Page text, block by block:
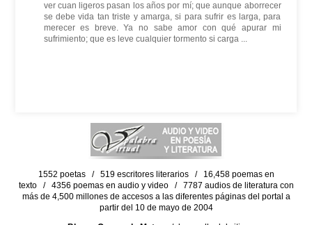
ver cuan ligeros pasan los años por mí; que aunque aborrecer
se debe vida tan triste y amarga, si para sufrir es larga, para
merecer es breve. Ya no sabe amor con qué apurar mi
sufrimiento; que es leve cualquier tormento si carga ...
1552 poetas / 519 escritores literarios / 16,458 poemas en
texto / 4356 poemas en audio y video / 7787 audios de literatura con
más de 4,500 millones de accesos a las diferentes páginas del portal a
partir del 10 de mayo de 2004